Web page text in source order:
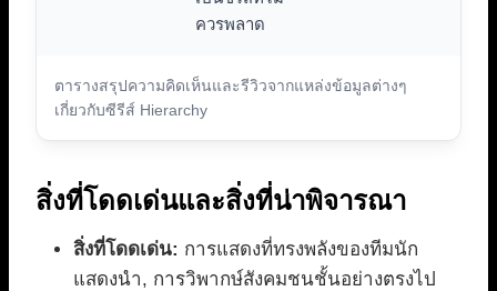
ตารางสรุปความคิดเห็นและรีวิวจากแหล่งข้อมูลต่างๆ
เกี่ยวกับซีรีส์ Hierarchy
ควรพลาด
สิ่งที่โดดเด่นและสิ่งที่น่าพิจารณา
สิ่งที่โดดเด่น: การแสดงที่ทรงพลังของทีมนัก
แสดงนำ, การวิพากษ์สังคมชนชั้นอย่างตรงไป